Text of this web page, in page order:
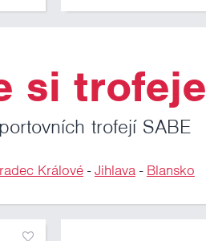
si trofeje
trofejí SABE
Králové-Jihlava- Blansko